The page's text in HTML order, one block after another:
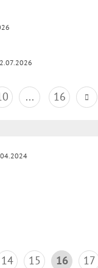
... 16
14 15 16 17